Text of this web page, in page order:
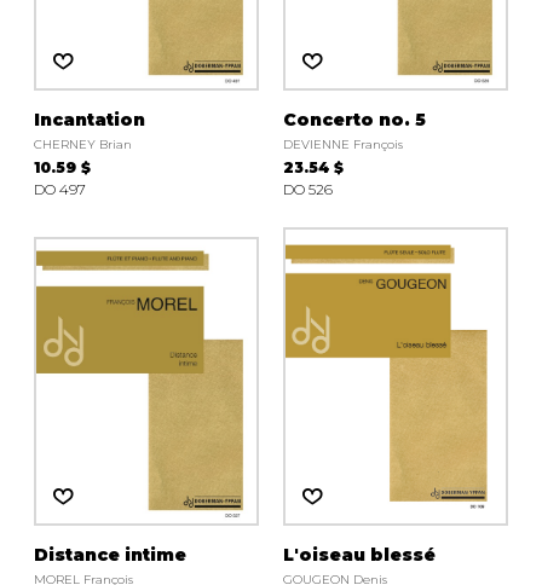
Incantation
CHERNEY Brian
10.59 $
DO 497
Concerto no. 5
DEVIENNE François
23.54 $
DO 526
Distance intime
MOREL François
L'oiseau blessé
GOUGEON Denis